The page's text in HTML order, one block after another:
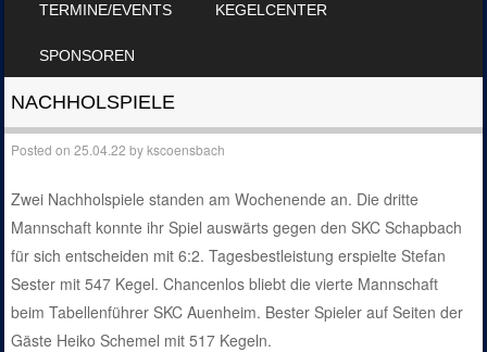
TERMINE/EVENTS KEGELCENTER
SPONSOREN
NACHHOLSPIELE
Posted on25.04.22 bykscoensbach
Zwei Nachholspiele standen am Wochenende an. Die dritte
Mannschaft konnte ihr Spiel auswärts gegen den SKC Schapbach
für sich entscheiden mit 6:2. Tagesbestleistung erspielte Stefan
Sester mit 547 Kegel. Chancenlos bliebt die vierte Mannschaft
beim Tabellenführer SKC Auenheim. Bester Spieler auf Seiten der
Gäste Heiko Schemel mit 517 Kegeln.